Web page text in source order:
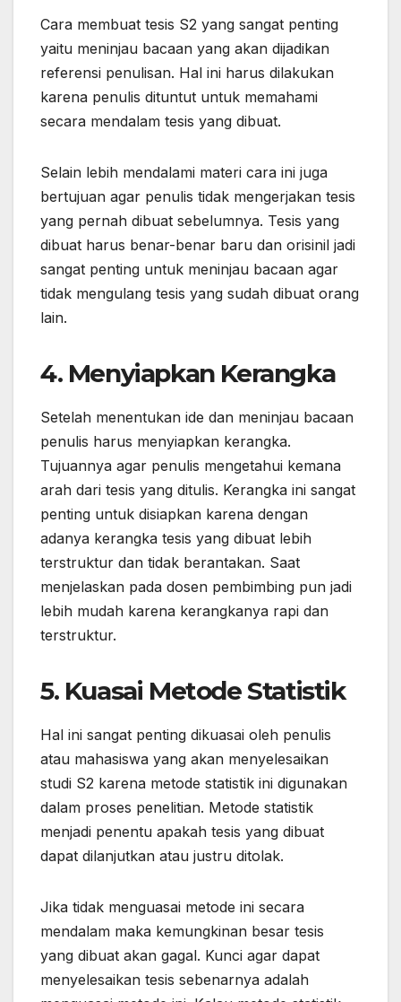
Cara membuat tesis S2 yang sangat penting
yaitu meninjau bacaan yang akan dijadikan
referensi penulisan. Hal ini harus dilakukan
karena penulis dituntut untuk memahami
secara mendalam tesis yang dibuat.
Selain lebih mendalami materi cara ini juga
bertujuan agar penulis tidak mengerjakan tesis
yang pernah dibuat sebelumnya. Tesis yang
dibuat harus benar-benar baru dan orisinil jadi
sangat penting untuk meninjau bacaan agar
tidak mengulang tesis yang sudah dibuat orang
lain.
4. Menyiapkan Kerangka
Setelah menentukan ide dan meninjau bacaan
penulis harus menyiapkan kerangka.
Tujuannya agar penulis mengetahui kemana
arah dari tesis yang ditulis. Kerangka ini sangat
penting untuk disiapkan karena dengan
adanya kerangka tesis yang dibuat lebih
terstruktur dan tidak berantakan. Saat
menjelaskan pada dosen pembimbing pun jadi
lebih mudah karena kerangkanya rapi dan
terstruktur.
5. Kuasai Metode Statistik
Hal ini sangat penting dikuasai oleh penulis
atau mahasiswa yang akan menyelesaikan
studi S2 karena metode statistik ini digunakan
dalam proses penelitian. Metode statistik
menjadi penentu apakah tesis yang dibuat
dapat dilanjutkan atau justru ditolak.
Jika tidak menguasai metode ini secara
mendalam maka kemungkinan besar tesis
yang dibuat akan gagal. Kunci agar dapat
menyelesaikan tesis sebenarnya adalah